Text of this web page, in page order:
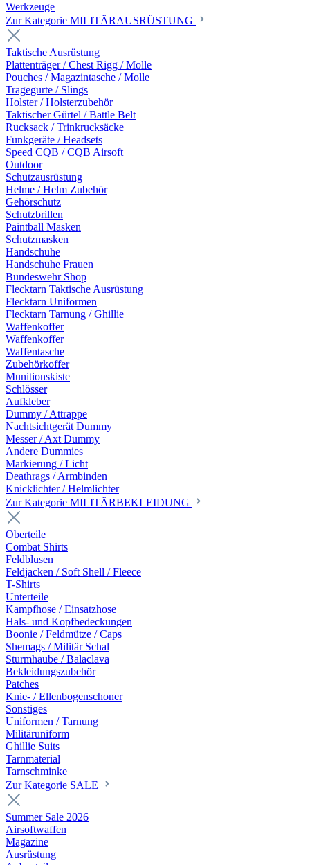
Werkzeuge
Zur Kategorie MILITÄRAUSRÜSTUNG
Taktische Ausrüstung
Plattenträger / Chest Rigg / Molle
Pouches / Magazintasche / Molle
Tragegurte / Slings
Holster / Holsterzubehör
Taktischer Gürtel / Battle Belt
Rucksack / Trinkrucksäcke
Funkgeräte / Headsets
Speed CQB / CQB Airsoft
Outdoor
Schutzausrüstung
Helme / Helm Zubehör
Gehörschutz
Schutzbrillen
Paintball Masken
Schutzmasken
Handschuhe
Handschuhe Frauen
Bundeswehr Shop
Flecktarn Taktische Ausrüstung
Flecktarn Uniformen
Flecktarn Tarnung / Ghillie
Waffenkoffer
Waffenkoffer
Waffentasche
Zubehörkoffer
Munitionskiste
Schlösser
Aufkleber
Dummy / Attrappe
Nachtsichtgerät Dummy
Messer / Axt Dummy
Andere Dummies
Markierung / Licht
Deathrags / Armbinden
Knicklichter / Helmlichter
Zur Kategorie MILITÄRBEKLEIDUNG
Oberteile
Combat Shirts
Feldblusen
Feldjacken / Soft Shell / Fleece
T-Shirts
Unterteile
Kampfhose / Einsatzhose
Hals- und Kopfbedeckungen
Boonie / Feldmütze / Caps
Shemags / Militär Schal
Sturmhaube / Balaclava
Bekleidungszubehör
Patches
Knie- / Ellenbogenschoner
Sonstiges
Uniformen / Tarnung
Militäruniform
Ghillie Suits
Tarnmaterial
Tarnschminke
Zur Kategorie SALE
Summer Sale 2026
Airsoftwaffen
Magazine
Ausrüstung